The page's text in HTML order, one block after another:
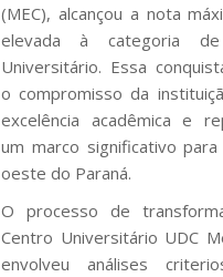
(MEC), alcançou a nota
elevada à categoria
Universitário. Essa
o compromisso da
excelência acadêmica e
um marco significativo
oeste do Paraná.
O processo de
Centro Universitário UDC
envolveu análises